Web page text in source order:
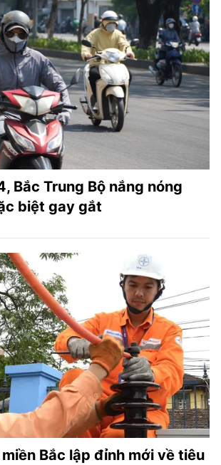
Bắc Trung Bộ nắng nóng
biệt gay gắt
Bắc lập đỉnh mới về tiêu